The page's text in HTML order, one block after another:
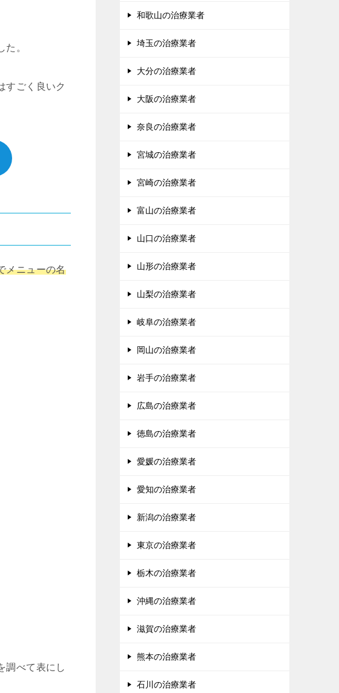
。
すごく良いク
メニューの名
調べて表にし
和歌山の治療業者
埼玉の治療業者
大分の治療業者
大阪の治療業者
奈良の治療業者
宮城の治療業者
宮崎の治療業者
富山の治療業者
山口の治療業者
山形の治療業者
山梨の治療業者
岐阜の治療業者
岡山の治療業者
岩手の治療業者
広島の治療業者
徳島の治療業者
愛媛の治療業者
愛知の治療業者
新潟の治療業者
東京の治療業者
栃木の治療業者
沖縄の治療業者
滋賀の治療業者
熊本の治療業者
石川の治療業者